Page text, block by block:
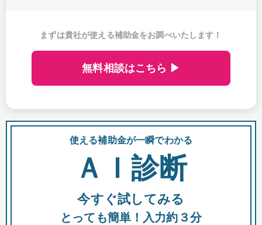
まずは貴社が使える補助金をお調べいたします！
無料相談はこちら ▶
使える補助金が一瞬でわかる
ＡＩ診断
今すぐ試してみる
とっても簡単！入力約３分